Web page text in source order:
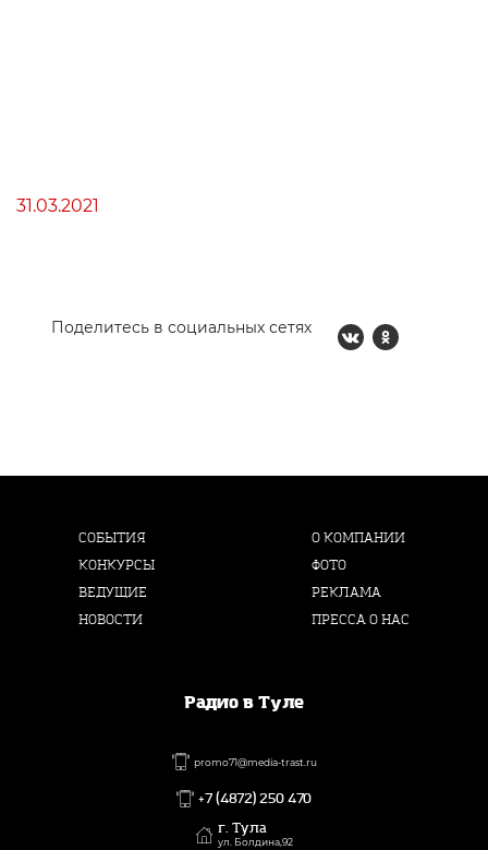
31.03.2021
Поделитесь в социальных сетях
СОБЫТИЯ
КОНКУРСЫ
ВЕДУЩИЕ
НОВОСТИ
О КОМПАНИИ
ФОТО
РЕКЛАМА
ПРЕССА О НАС
Радио в Туле
promo71@media-trast.ru
+7 (4872) 250 470
г. Тула
ул. Болдина,92